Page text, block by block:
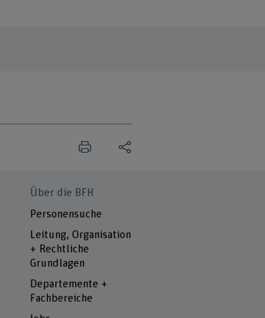
Über die BFH
Personensuche
Leitung, Organisation
+ Rechtliche
Grundlagen
Departemente +
Fachbereiche